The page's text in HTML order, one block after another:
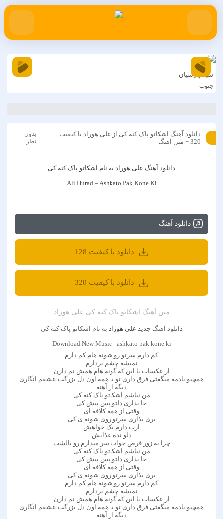
سینا پارسیان
جنوب
دانلود آهنگ اشکاتو پاک کنه کی از علی هوراد با کیفیت
320 + متن آهنگ
بدون
نظر
دانلود آهنگ علی هوراد به نام اشکاتو پاک کنه کی
Ali Hurad – Ashkato Pak Kone Ki
دانلود آهنگ
دانلود با کیفیت 128
دانلود با کیفیت 320
متن آهنگ اشکاتو پاک کنه کی علی هوراد
دانلود آهنگ جدید علی هوراد به نام اشکاتو پاک کنه کی
Download New Music– ashkato pak kone ki
کم دارم سرتو رو شونه هام کم دارم
نمیشه چشم بردارم
از عکسات با این که گونه هام همش نم دارن
همچیو یادمه میگفتی فرق داری تو با همه اون دل بزرگت عشقم انگاری
دیگه از آهنه
من نباشم اشکاتو پاک کنه کی
جا بذاری دلتو پس پیش کی
وقتی از همه کلافه ای
بری بذاری سرتو روی شونه ی کی
ازت دارم یک خواهش
دلو نده عذابش
چرا به زور قرص خواب سر میذارم رو بالشت
من نباشم اشکاتو پاک کنه کی
جا بذاری دلتو پس پیش کی
وقتی از همه کلافه ای
بری بذاری سرتو روی شونه ی کی
کم دارم سرتو رو شونه هام کم دارم
نمیشه چشم بردارم
از عکسات با این که گونه هام همش نم دارن
همچیو یادمه میگفتی فرق داری تو با همه اون دل بزرگت عشقم انگاری
دیگه از آهنه